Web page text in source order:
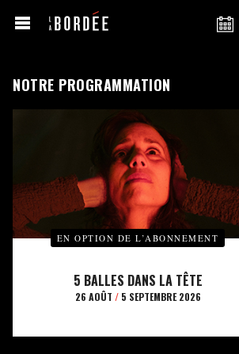
NOTRE PROGRAMMATION
EN OPTION DE L’ABONNEMENT
5 BALLES DANS LA TÊTE
26 AOÛT /5 SEPTEMBRE 2026